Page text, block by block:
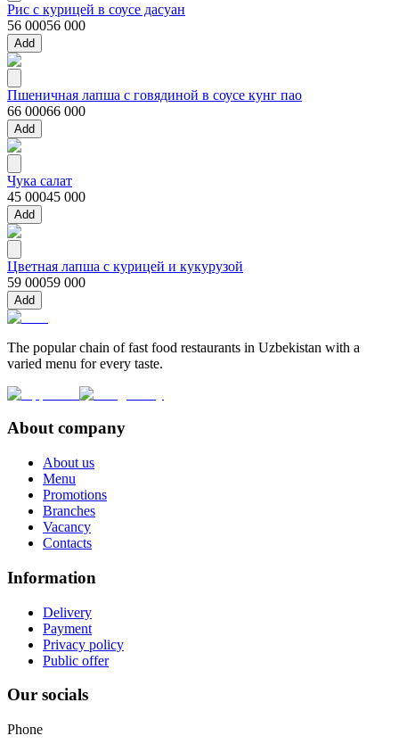
Рис с курицей в соусе дасуан
56 00056 000
Add
Пшеничная лапша с говядиной в соусе кунг пао
66 00066 000
Add
Чука салат
45 00045 000
Add
Цветная лапша с курицей и кукурузой
59 00059 000
Add
The popular chain of fast food restaurants in Uzbekistan with a
varied menu for every taste.
About company
About us
Menu
Promotions
Branches
Vacancy
Contacts
Information
Delivery
Payment
Privacy policy
Public offer
Our socials
Phone